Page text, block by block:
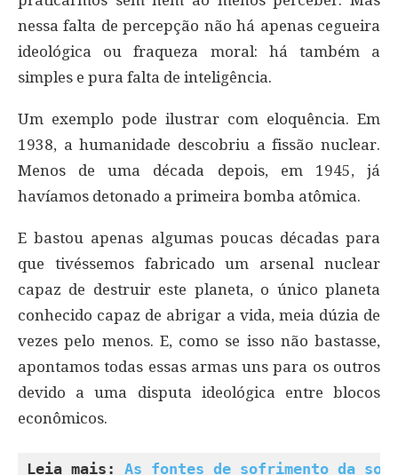
nessa falta de percepção não há apenas cegueira
ideológica ou fraqueza moral: há também a
simples e pura falta de inteligência.
Um exemplo pode ilustrar com eloquência. Em
1938, a humanidade descobriu a fissão nuclear.
Menos de uma década depois, em 1945, já
havíamos detonado a primeira bomba atômica.
E bastou apenas algumas poucas décadas para
que tivéssemos fabricado um arsenal nuclear
capaz de destruir este planeta, o único planeta
conhecido capaz de abrigar a vida, meia dúzia de
vezes pelo menos. E, como se isso não bastasse,
apontamos todas essas armas uns para os outros
devido a uma disputa ideológica entre blocos
econômicos.
Leia mais: As fontes de sofrimento da